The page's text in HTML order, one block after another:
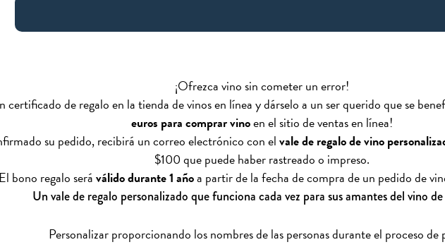
¡Ofrezca vino sin cometer un error!
certificado de regalo en la tienda de vinos en línea y dárselo a un ser querido que se
euros para comprar vinoen el sitio de ventas en línea!
su pedido, recibirá un correo electrónico con elvale de regalo de vino
$100 que puede haber rastreado o impreso.
El bono regalo seráválido durante 1 añoa partir de la fecha de compra de un pedido de
Un vale de regalo personalizado que funciona cada vez para sus amantes del vino
Personalizar proporcionando los nombres de las personas durante el proceso de